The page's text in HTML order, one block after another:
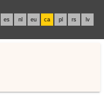
es nl eu ca pl rs lv